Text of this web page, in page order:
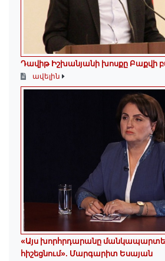
Դավիթ Իշխանյանի խոսքը Բաքվի
ավելին
«Այս խորհրդարանը
հիշեցնում»․ Մարգարիտ Եսայան